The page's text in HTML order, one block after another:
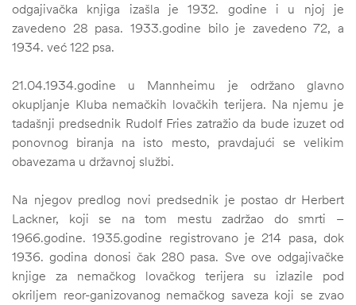
odgajivačka knjiga izašla je 1932. godine i u njoj je
zavedeno 28 pasa. 1933.godine bilo je zavedeno 72, a
1934. već 122 psa.
21.04.1934.godine u Mannheimu je održano glavno
okupljanje Kluba nemačkih lovačkih terijera. Na njemu je
tadašnji predsednik Rudolf Fries zatražio da bude izuzet od
ponovnog biranja na isto mesto, pravdajući se velikim
obavezama u državnoj službi.
Na njegov predlog novi predsednik je postao dr Herbert
Lackner, koji se na tom mestu zadržao do smrti –
1966.godine. 1935.godine registrovano je 214 pasa, dok
1936. godina donosi čak 280 pasa. Sve ove odgajivačke
knjige za nemačkog lovačkog terijera su izlazile pod
okriljem reor-ganizovanog nemačkog saveza koji se zvao